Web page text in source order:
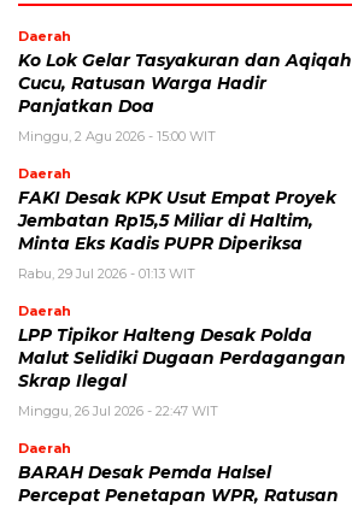
Daerah
Ko Lok Gelar Tasyakuran dan Aqiqah
Cucu, Ratusan Warga Hadir
Panjatkan Doa
Minggu, 2 Agu 2026 - 15:00 WIT
Daerah
FAKI Desak KPK Usut Empat Proyek
Jembatan Rp15,5 Miliar di Haltim,
Minta Eks Kadis PUPR Diperiksa
Rabu, 29 Jul 2026 - 01:13 WIT
Daerah
LPP Tipikor Halteng Desak Polda
Malut Selidiki Dugaan Perdagangan
Skrap Ilegal
Minggu, 26 Jul 2026 - 22:47 WIT
Daerah
BARAH Desak Pemda Halsel
Percepat Penetapan WPR, Ratusan